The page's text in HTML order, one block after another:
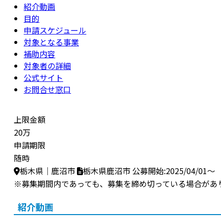
紹介動画
目的
申請スケジュール
対象となる事業
補助内容
対象者の詳細
公式サイト
お問合せ窓口
上限金額
20万
申請期限
随時
栃木県｜鹿沼市
栃木県鹿沼市 公募開始:2025/04/01～
※募集期間内であっても、募集を締め切っている場合があ
紹介動画